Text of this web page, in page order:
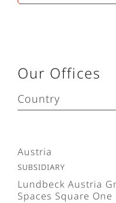
Our Offices
Country
Austria
Subsidiary
Lundbeck Austria
Spaces Square One